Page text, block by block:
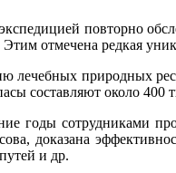
повторно
отмечена редкая
лечебных природных
составляют около 400
годы сотрудниками
доказана
и др.